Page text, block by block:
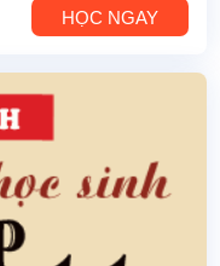
HỌC NGAY